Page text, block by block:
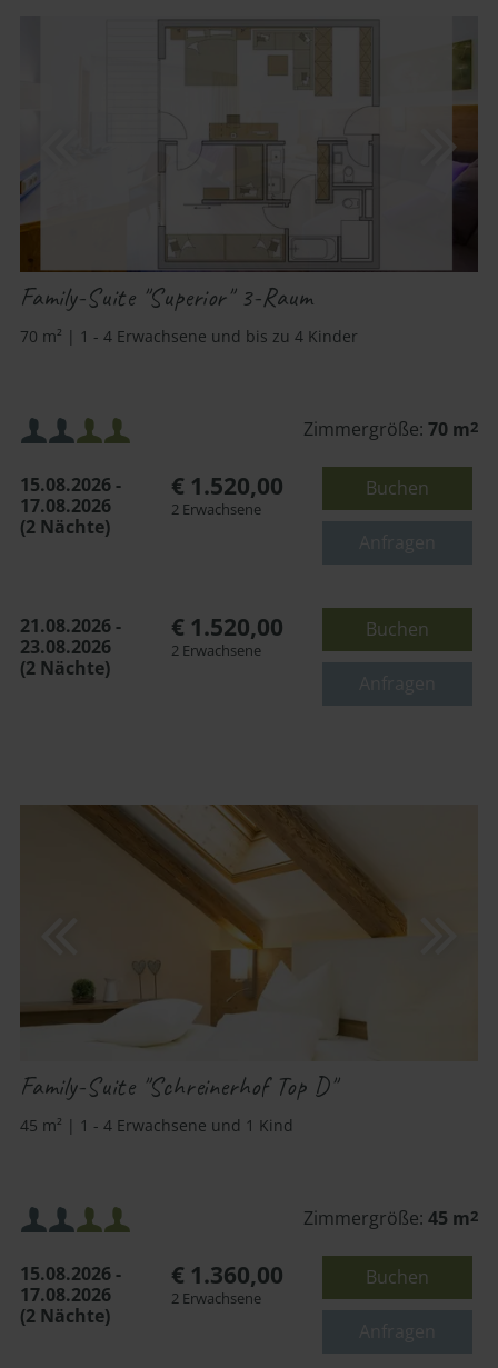
Family-Suite "Superior" 3-Raum
70 m² | 1 - 4 Erwachsene und bis zu 4 Kinder
Mindestbelegung:
Maximalbelegung:
Zimmergröße: 70 m2
15.08.2026 -
17.08.2026
(2 Nächte)
€ 1.520,00
2 Erwachsene
Buchen
21.08.2026 -
23.08.2026
(2 Nächte)
€ 1.520,00
2 Erwachsene
Buchen
Family-Suite "Schreinerhof Top D"
45 m² | 1 - 4 Erwachsene und 1 Kind
Mindestbelegung:
Maximalbelegung:
Zimmergröße: 45 m2
15.08.2026 -
17.08.2026
(2 Nächte)
€ 1.360,00
2 Erwachsene
Buchen